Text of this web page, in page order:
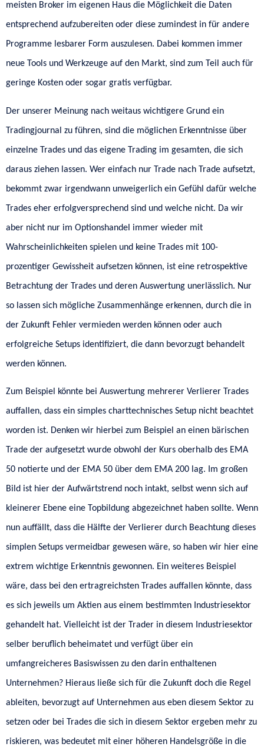
meisten Broker im eigenen Haus die Möglichkeit die Daten
entsprechend aufzubereiten oder diese zumindest in für andere
Programme lesbarer Form auszulesen. Dabei kommen immer
neue Tools und Werkzeuge auf den Markt, sind zum Teil auch für
geringe Kosten oder sogar gratis verfügbar.
Der unserer Meinung nach weitaus wichtigere Grund ein
Tradingjournal zu führen, sind die möglichen Erkenntnisse über
einzelne Trades und das eigene Trading im gesamten, die sich
daraus ziehen lassen. Wer einfach nur Trade nach Trade aufsetzt,
bekommt zwar irgendwann unweigerlich ein Gefühl dafür welche
Trades eher erfolgversprechend sind und welche nicht. Da wir
aber nicht nur im Optionshandel immer wieder mit
Wahrscheinlichkeiten spielen und keine Trades mit 100-
prozentiger Gewissheit aufsetzen können, ist eine retrospektive
Betrachtung der Trades und deren Auswertung unerlässlich. Nur
so lassen sich mögliche Zusammenhänge erkennen, durch die in
der Zukunft Fehler vermieden werden können oder auch
erfolgreiche Setups identifiziert, die dann bevorzugt behandelt
werden können.
Zum Beispiel könnte bei Auswertung mehrerer Verlierer Trades
auffallen, dass ein simples charttechnisches Setup nicht beachtet
worden ist. Denken wir hierbei zum Beispiel an einen bärischen
Trade der aufgesetzt wurde obwohl der Kurs oberhalb des EMA
50 notierte und der EMA 50 über dem EMA 200 lag. Im großen
Bild ist hier der Aufwärtstrend noch intakt, selbst wenn sich auf
kleinerer Ebene eine Topbildung abgezeichnet haben sollte. Wenn
nun auffällt, dass die Hälfte der Verlierer durch Beachtung dieses
simplen Setups vermeidbar gewesen wäre, so haben wir hier eine
extrem wichtige Erkenntnis gewonnen. Ein weiteres Beispiel
wäre, dass bei den ertragreichsten Trades auffallen könnte, dass
es sich jeweils um Aktien aus einem bestimmten Industriesektor
gehandelt hat. Vielleicht ist der Trader in diesem Industriesektor
selber beruflich beheimatet und verfügt über ein
umfangreicheres Basiswissen zu den darin enthaltenen
Unternehmen? Hieraus ließe sich für die Zukunft doch die Regel
ableiten, bevorzugt auf Unternehmen aus eben diesem Sektor zu
setzen oder bei Trades die sich in diesem Sektor ergeben mehr zu
riskieren, was bedeutet mit einer höheren Handelsgröße in die